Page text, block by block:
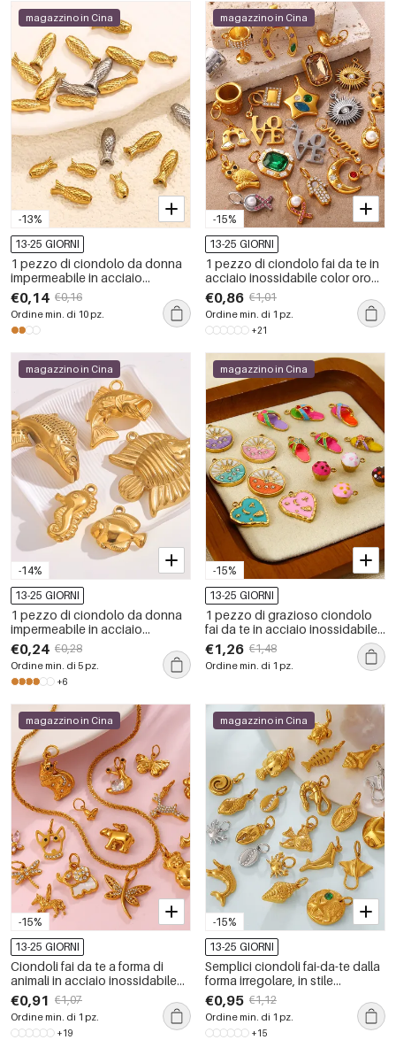
-13%
magazzino in Cina
13-25 GIORNI
1 pezzo di ciondolo da donna
impermeabile in acciaio
inossidabile a forma di pesce fai
da te
€0,14 €0,16
Ordine min. di 10 pz.
-15%
magazzino in Cina
13-25 GIORNI
1 pezzo di ciondolo fai da te in
acciaio inossidabile color oro
impermeabile
€0,86 €1,01
Ordine min. di 1 pz.
+21
-14%
magazzino in Cina
13-25 GIORNI
1 pezzo di ciondolo da donna
impermeabile in acciaio
inossidabile a forma di pesce fai
da te
€0,24 €0,28
Ordine min. di 5 pz.
+6
-15%
magazzino in Cina
13-25 GIORNI
1 pezzo di grazioso ciondolo
fai da te in acciaio inossidabile
impermeabile color oro
€1,26 €1,48
Ordine min. di 1 pz.
-15%
magazzino in Cina
13-25 GIORNI
Ciondoli fai da te a forma di
animali in acciaio inossidabile
impermeabile color oro.
€0,91 €1,07
Ordine min. di 1 pz.
+19
-15%
magazzino in Cina
13-25 GIORNI
Semplici ciondoli fai-da-te dalla
forma irregolare, in stile
oceanico, in acciaio
inossidabile impermeabile color
oro con strass.
€0,95 €1,12
Ordine min. di 1 pz.
+15